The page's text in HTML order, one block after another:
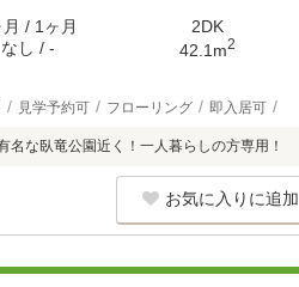
月 / 1ヶ月
なし / -
2DK
42.1m2
見学予約可 フローリング 即入居可
な臥竜公園近く！一人暮らしの方専用！
お気に入りに追加